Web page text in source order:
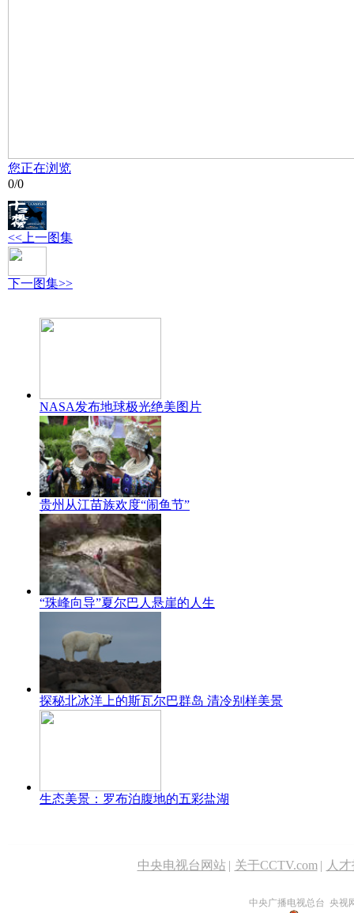
您正在浏览
0/0
<<上一图集
下一图集>>
NASA发布地球极光绝美图片
贵州从江苗族欢度“闹鱼节”
“珠峰向导”夏尔巴人悬崖的人生
探秘北冰洋上的斯瓦尔巴群岛 清冷别样美景
生态美景：罗布泊腹地的五彩盐湖
中央电视台网站 | 关于CCTV.com | 人
中央广播电视总台 央视